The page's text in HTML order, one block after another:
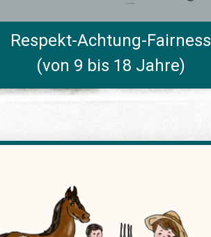
Respekt-Achtung-Fairness
(von 9 bis 18 Jahre)